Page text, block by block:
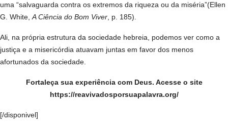
uma “salvaguarda contra os extremos da riqueza ou da miséria”(Ellen
G. White, A Ciência do Bom Viver , p. 185).
Ali, na própria estrutura da sociedade hebreia, podemos ver como a
justiça e a misericórdia atuavam juntas em favor dos menos
afortunados da sociedade.
Fortaleça sua experiência com Deus. Acesse o site
https://reavivadosporsuapalavra.org/
[/disponivel]